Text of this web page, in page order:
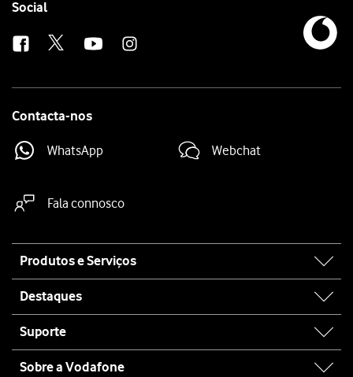
Follow
Social
Contacta-nos
WhatsApp Webchat
Fala connosco
map
Produtos e Serviços
Destaques
Suporte
Sobre a Vodafone